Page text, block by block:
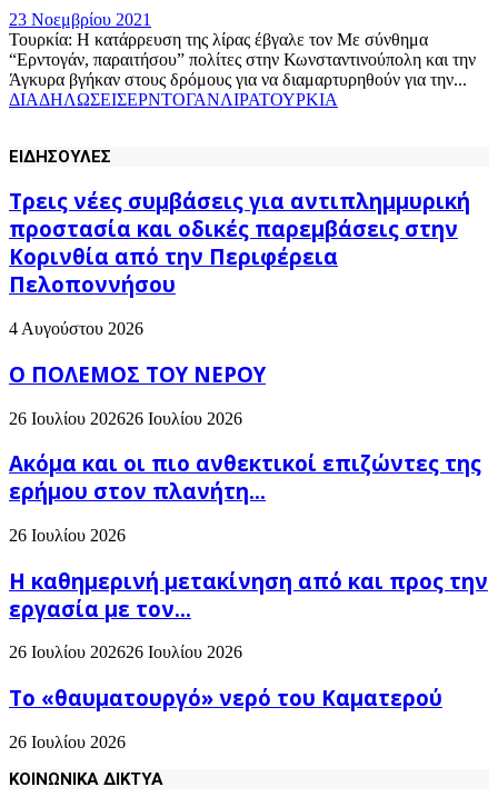
23 Νοεμβρίου 2021
Τουρκία: Η κατάρρευση της λίρας έβγαλε τον Με σύνθημα
“Ερντογάν, παραιτήσου” πολίτες στην Κωνσταντινούπολη και την
Άγκυρα βγήκαν στους δρόμους για να διαμαρτυρηθούν για την...
ΔΙΑΔΗΛΩΣΕΙΣΕΡΝΤΟΓΑΝΛΙΡΑΤΟΥΡΚΙΑ
ΕΙΔΗΣΟΥΛΕΣ
Τρεις νέες συμβάσεις για αντιπλημμυρική
προστασία και οδικές παρεμβάσεις στην
Κορινθία από την Περιφέρεια
Πελοποννήσου
4 Αυγούστου 2026
Ο ΠΟΛΕΜΟΣ ΤΟΥ ΝΕΡΟΥ
26 Ιουλίου 202626 Ιουλίου 2026
Ακόμα και οι πιο ανθεκτικοί επιζώντες της
ερήμου στον πλανήτη...
26 Ιουλίου 2026
H καθημερινή μετακίνηση από και προς την
εργασία με τον...
26 Ιουλίου 202626 Ιουλίου 2026
Το «θαυματουργό» νερό του Καματερού
26 Ιουλίου 2026
ΚΟΙΝΩΝΙΚΑ ΔΙΚΤΥΑ